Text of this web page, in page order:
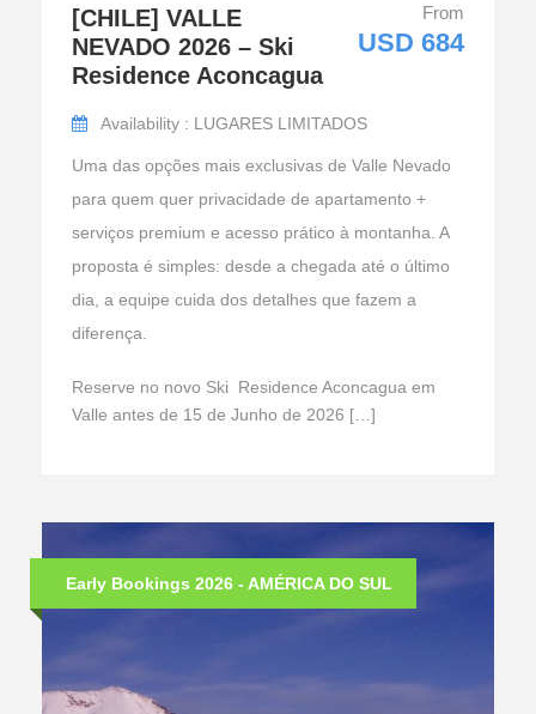
[CHILE] VALLE
NEVADO 2026 – Ski
Residence Aconcagua
From
USD 684
Availability : LUGARES LIMITADOS
Uma das opções mais exclusivas de Valle Nevado
para quem quer privacidade de apartamento +
serviços premium e acesso prático à montanha. A
proposta é simples: desde a chegada até o último
dia, a equipe cuida dos detalhes que fazem a
diferença.
Reserve no novo Ski Residence Aconcagua em
Valle antes de 15 de Junho de 2026 […]
Early Bookings 2026 - AMÉRICA DO SUL